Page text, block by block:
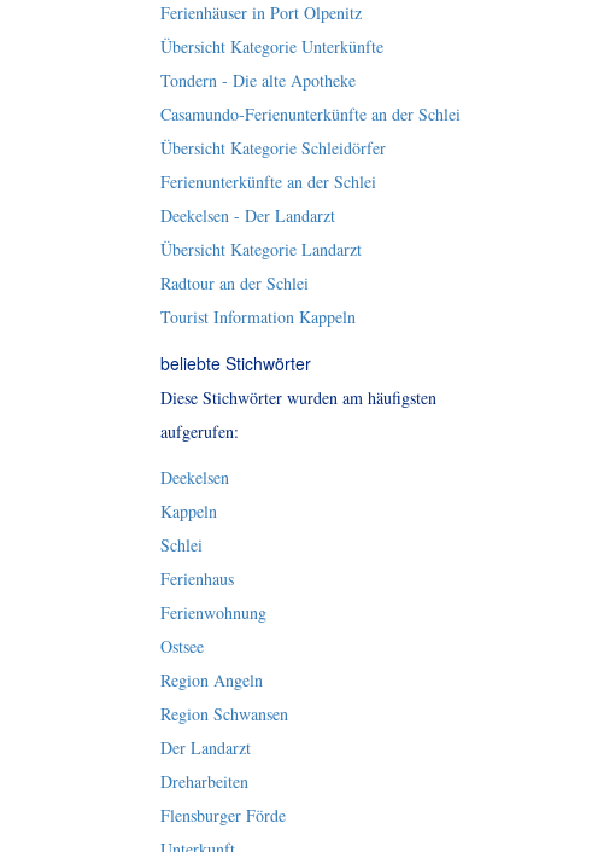
Ferienhäuser in Port Olpenitz
Übersicht Kategorie Unterkünfte
Tondern - Die alte Apotheke
Casamundo-Ferienunterkünfte an der Schlei
Übersicht Kategorie Schleidörfer
Ferienunterkünfte an der Schlei
Deekelsen - Der Landarzt
Übersicht Kategorie Landarzt
Radtour an der Schlei
Tourist Information Kappeln
beliebte Stichwörter
Diese Stichwörter wurden am häufigsten
aufgerufen:
Deekelsen
Kappeln
Schlei
Ferienhaus
Ferienwohnung
Ostsee
Region Angeln
Region Schwansen
Der Landarzt
Dreharbeiten
Flensburger Förde